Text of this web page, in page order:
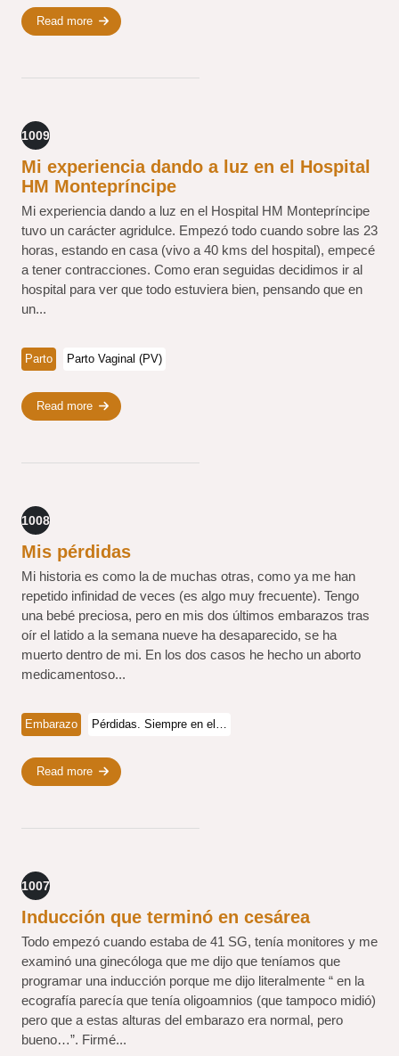
Read more
1009
Mi experiencia dando a luz en el Hospital
HM Montepríncipe
Mi experiencia dando a luz en el Hospital HM Montepríncipe
tuvo un carácter agridulce. Empezó todo cuando sobre las 23
horas, estando en casa (vivo a 40 kms del hospital), empecé
a tener contracciones. Como eran seguidas decidimos ir al
hospital para ver que todo estuviera bien, pensando que en
un...
Parto Parto Vaginal (PV)
Read more
1008
Mis pérdidas
Mi historia es como la de muchas otras, como ya me han
repetido infinidad de veces (es algo muy frecuente). Tengo
una bebé preciosa, pero en mis dos últimos embarazos tras
oír el latido a la semana nueve ha desaparecido, se ha
muerto dentro de mi. En los dos casos he hecho un aborto
medicamentoso...
Embarazo Pérdidas. Siempre en el…
Read more
1007
Inducción que terminó en cesárea
Todo empezó cuando estaba de 41 SG, tenía monitores y me
examinó una ginecóloga que me dijo que teníamos que
programar una inducción porque me dijo literalmente “ en la
ecografía parecía que tenía oligoamnios (que tampoco midió)
pero que a estas alturas del embarazo era normal, pero
bueno…”. Firmé...